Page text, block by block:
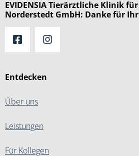
Entdecken
Über uns
Leistungen
Für Kollegen
EVIDENSIA Tierärztliche Klinik
Norderstedt GmbH: Danke für